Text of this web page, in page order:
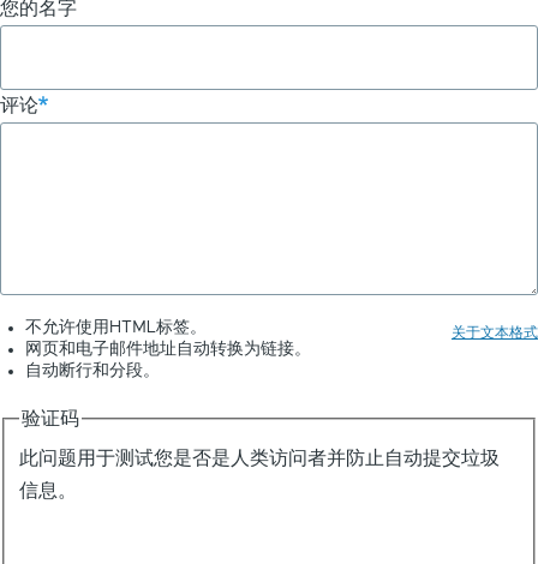
您的名字
评论
关于文本格式
不允许使用HTML标签。
网页和电子邮件地址自动转换为链接。
自动断行和分段。
验证码
此问题用于测试您是否是人类访问者并防止自动提交垃圾
信息。